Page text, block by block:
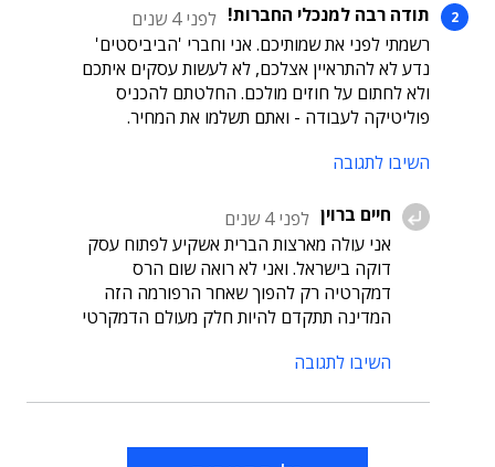
תודה רבה למנכלי החברות! לפני 4 שנים
רשמתי לפני את שמותיכם. אני וחברי 'הביביסטים'
נדע לא להתראיין אצלכם, לא לעשות עסקים איתכם
ולא לחתום על חוזים מולכם. החלטתם להכניס
פוליטיקה לעבודה - ואתם תשלמו את המחיר.
השיבו לתגובה
חיים ברוין לפני 4 שנים
אני עולה מארצות הברית אשקיע לפתוח עסק
דוקה בישראל. ואני לא רואה שום הרס
דמקרטיה רק להפוך שאחר הרפורמה הזה
המדינה תתקדם להיות חלק מעולם הדמקרטי
השיבו לתגובה